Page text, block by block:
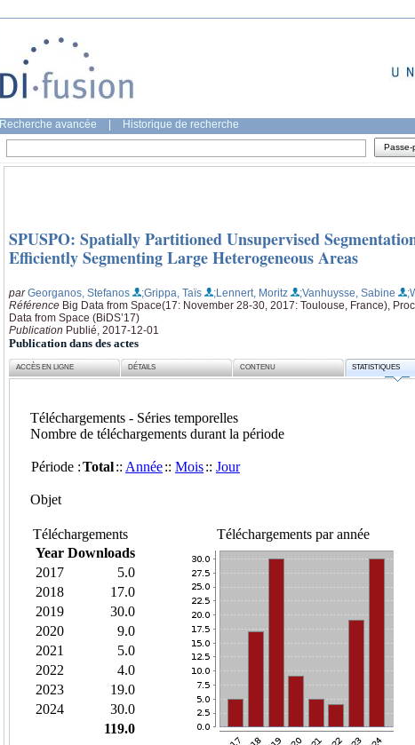
Recherche avancée Historique de recherche
Passe-
SPUSPO: Spatially Partitioned Unsupervised
Efficiently Segmenting Large Heterogeneous Areas
parGeorganos, Stefanos ;Grippa, Taïs ;Lennert, Moritz ;Vanhuysse, Sabine
Référence Big Data from Space(17: November 28-30, 2017: Toulouse, France),
Data from Space (BiDS’17)
Publication Publié, 2017-12-01
Publication dans des actes
ACCÈS EN LIGNE DÉTAILS CONTENU STATISTIQUES